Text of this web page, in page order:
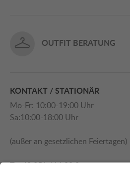
OUTFIT BERATUNG
KONTAKT / STATIONÄR
Mo-Fr: 10:00-19:00 Uhr
Sa:10:00-18:00 Uhr
(außer an gesetzlichen Feiertagen)
T: +49 251 414 90 0